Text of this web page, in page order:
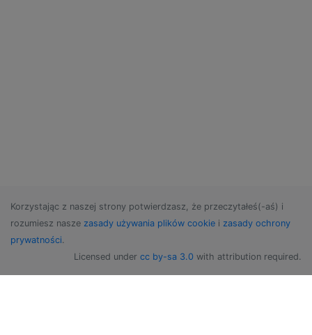
Korzystając z naszej strony potwierdzasz, że przeczytałeś(-aś) i
rozumiesz nasze zasady używania plików cookie i zasady ochrony
prywatności.
Licensed under cc by-sa 3.0 with attribution required.